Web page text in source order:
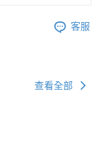
客服
查看全部